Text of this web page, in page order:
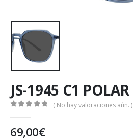
JS-1945 C1 POLAR
( No hay valoraciones aún. )
69,00€